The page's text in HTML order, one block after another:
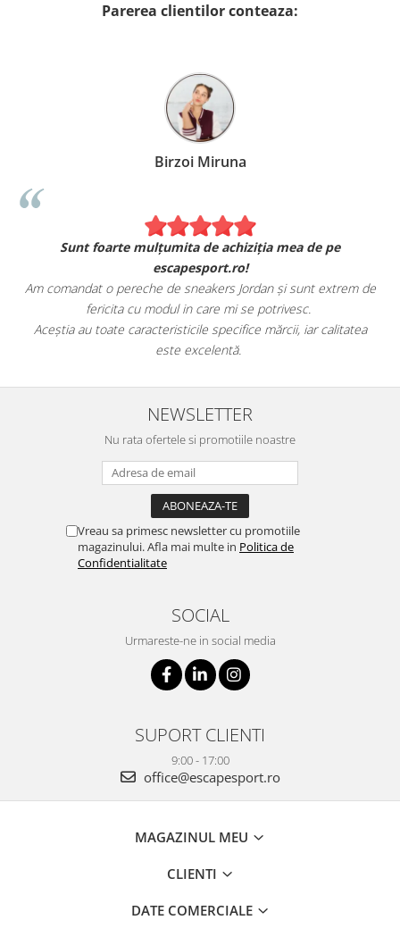
Parerea clientilor conteaza:
Birzoi Miruna
Sunt foarte mulțumita de achiziția mea de pe
escapesport.ro!
Am comandat o pereche de sneakers Jordan și sunt extrem de
fericita cu modul in care mi se potrivesc.
Aceștia au toate caracteristicile specifice mărcii, iar calitatea
este excelentă.
NEWSLETTER
Nu rata ofertele si promotiile noastre
Vreau sa primesc newsletter cu promotiile
magazinului. Afla mai multe in Politica de
Confidentialitate
SOCIAL
Urmareste-ne in social media
SUPORT CLIENTI
9:00 - 17:00
office@escapesport.ro
MAGAZINUL MEU
CLIENTI
DATE COMERCIALE